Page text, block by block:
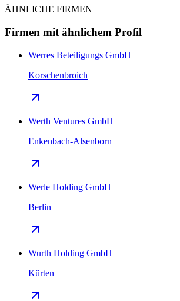
ÄHNLICHE FIRMEN
Firmen mit ähnlichem Profil
Werres Beteiligungs GmbH
Korschenbroich
Werth Ventures GmbH
Enkenbach-Alsenborn
Werle Holding GmbH
Berlin
Wurth Holding GmbH
Kürten